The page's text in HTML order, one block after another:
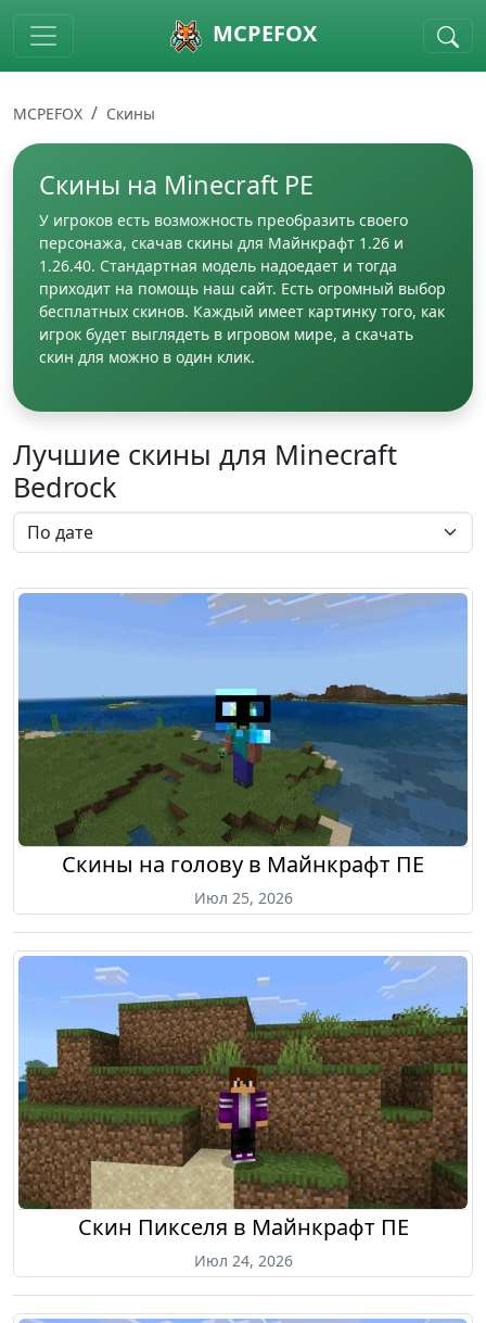
Skip to main content MCPEFOX
MCPEFOX Скины
Скины на Minecraft PE
У игроков есть возможность преобразить своего
персонажа, скачав скины для Майнкрафт 1.26 и
1.26.40. Стандартная модель надоедает и тогда
приходит на помощь наш сайт. Есть огромный выбор
бесплатных скинов. Каждый имеет картинку того, как
игрок будет выглядеть в игровом мире, а скачать
скин для можно в один клик.
Лучшие скины для Minecraft
Bedrock
Скины на голову в Майнкрафт ПЕ
Июл 25, 2026
Скин Пикселя в Майнкрафт ПЕ
Июл 24, 2026